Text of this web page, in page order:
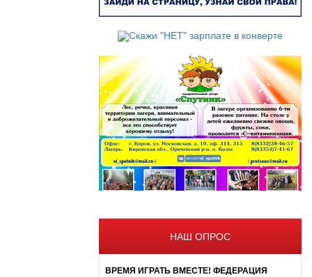
НАШ ОПРОС
ВРЕМЯ ИГРАТЬ ВМЕСТЕ! ФЕДЕРАЦИЯ